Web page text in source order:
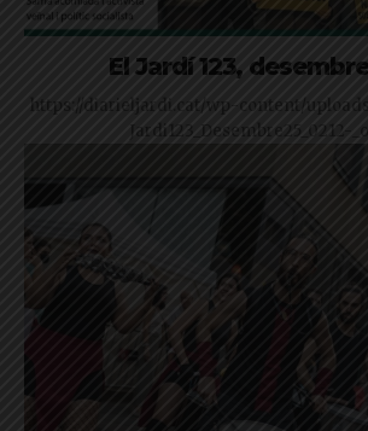
El Jardí 123,
https://diarieljardi.cat/wp-content/
Jardi123_Desembre25_0212-